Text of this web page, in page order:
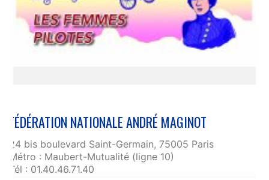
FÉDÉRATION NATIONALE ANDRÉ MAGINOT
24 bis boulevard Saint-Germain, 75005 Paris
Métro : Maubert-Mutualité (ligne 10)
Tél : 01.40.46.71.40